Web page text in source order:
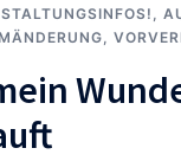
,
,